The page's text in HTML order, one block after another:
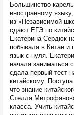
Большинство
иностранному
из «Независимой
сдают ЕГЭ по
Екатерина Сердюк
побывала в Китае и
язык с нуля.
начала заниматься
сдала первый тест
китайскому.
что знание
Стелла
класса. Учить